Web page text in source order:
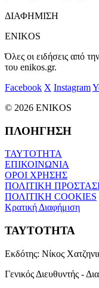
ΔΙΑΦΗΜΙΣΗ
ENIKOS
Όλες οι ειδήσεις από
του enikos.gr.
Facebook X Instagram
© 2026 ENIKOS
ΠΛΟΗΓΗΣΗ
ΤΑΥΤΟΤΗΤΑ
ΕΠΙΚΟΙΝΩΝΙΑ
ΟΡΟΙ ΧΡΗΣΗΣ
ΠΟΛΙΤΙΚΗ
ΠΟΛΙΤΙΚΗ COOKIES
Κρατική Διαφήμιση
ΤΑΥΤΟΤΗΤΑ
Εκδότης: Νίκος
Γενικός Διευθυντής -